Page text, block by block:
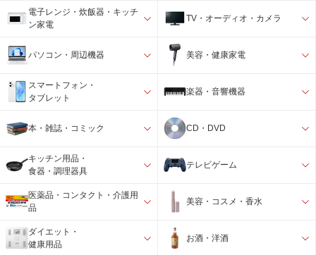
電子レンジ・炊飯器・キッチ
ン家電
TV・オーディオ・カメラ
パソコン・周辺機器 美容・健康家電
スマートフォン・
タブレット
楽器・音響機器
本・雑誌・コミック CD・DVD
キッチン用品・
食器・調理器具
テレビゲーム
医薬品・コンタクト・介護用
品
美容・コスメ・香水
ダイエット・
健康用品
お酒・洋酒